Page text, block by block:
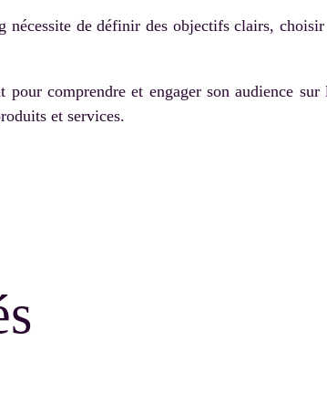
nécessite de définir des objectifs clairs,
comprendre et engager son audience
et services.